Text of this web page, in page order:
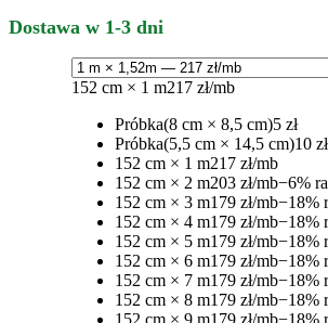
Dostawa w 1-3 dni
152 cm × 1 m217 zł/mb
Próbka(8 cm × 8,5 cm)5 zł
Próbka(5,5 cm × 14,5 cm)10 zł
152 cm × 1 m217 zł/mb
152 cm × 2 m203 zł/mb−6%
152 cm × 3 m179 zł/mb−18%
152 cm × 4 m179 zł/mb−18%
152 cm × 5 m179 zł/mb−18%
152 cm × 6 m179 zł/mb−18%
152 cm × 7 m179 zł/mb−18%
152 cm × 8 m179 zł/mb−18%
152 cm × 9 m179 zł/mb−18%